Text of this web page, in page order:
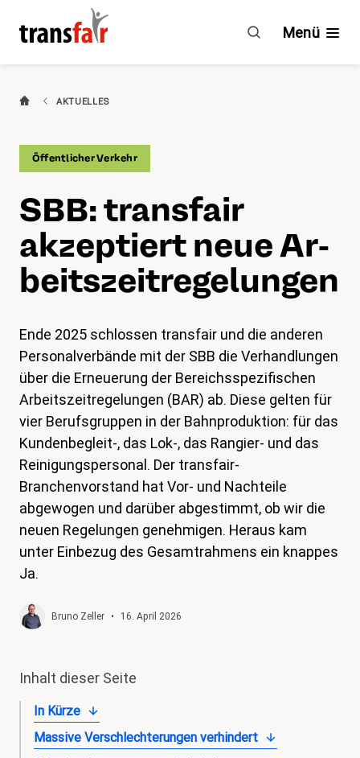
transfair
neue
magazin
Shop
Kontakt
Familienzeit
Meine Lehre. Meine Rechte
Mitglied werden
Branchen
Engagement
Über transfair
Mitgliedervorteile
Menü
AKTUELLES
Öffentlicher Verkehr
SBB: transfair
akzeptiert neue Ar­
beits­zeit­re­ge­lun­gen
Ende 2025 schlossen transfair und die anderen
Personalverbände mit der SBB die Verhandlungen
über die Erneuerung der Bereichsspezifischen
Arbeitszeitregelungen (BAR) ab. Diese gelten für
vier Berufsgruppen in der Bahnproduktion: für das
Kundenbegleit-, das Lok-, das Rangier- und das
Reinigungspersonal. Der transfair-
Branchenvorstand hat Vor- und Nachteile
abgewogen und darüber abgestimmt, ob wir die
neuen Regelungen genehmigen. Heraus kam
unter Einbezug des Gesamtrahmens ein knappes
Ja.
Bruno Zeller • 16. April 2026
Inhalt dieser Seite
In Kürze
Massive Verschlechterungen verhindert